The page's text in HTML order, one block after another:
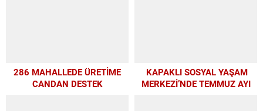
286 MAHALLEDE ÜRETİME
CANDAN DESTEK
KAPAKLI SOSYAL YAŞAM
MERKEZİ’NDE TEMMUZ AYI